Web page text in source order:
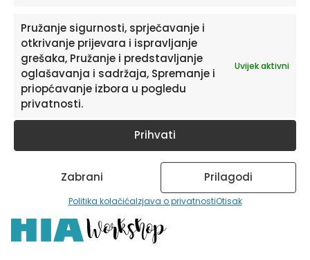
Pružanje sigurnosti, sprječavanje i
otkrivanje prijevara i ispravljanje
grešaka, Pružanje i predstavljanje
oglašavanja i sadržaja, Spremanje i
priopćavanje izbora u pogledu
privatnosti.
Uvijek aktivni
Prihvati
Zabrani Prilagodi
Politika kolačićaIzjava o privatnostiOtisak
Pretplatite se na naš Newsletter
Želite primati savjete i zanimljivosti o uređenju doma te
informacije o novim proizvodima i pogodnostima?